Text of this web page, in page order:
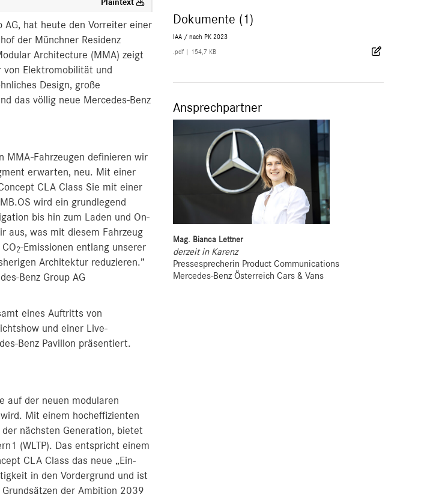
Plaintext
AG, hat heute den Vorreiter einer
der Münchner Residenz
Architecture (MMA) zeigt
von Elektromobilität und
Design, große
das völlig neue Mercedes-Benz
MMA-Fahrzeugen definieren wir
erwarten, neu. Mit einer
CLA Class Sie mit einer
wird ein grundlegend
bis hin zum Laden und On-
aus, was mit diesem Fahrzeug
2-Emissionen entlang unserer
Architektur reduzieren.”
Benz Group AG
eines Auftritts von
und einer Live-
Benz Pavillon präsentiert.
auf der neuen modularen
Mit einem hocheffizienten
nächsten Generation, bietet
(WLTP). Das entspricht einem
CLA Class das neue „Ein-
in den Vordergrund und ist
der Ambition 2039
Dokumente (1)
IAA / nach PK 2023
.pdf 154,7 KB
Ansprechpartner
Mag. Bianca Lettner
derzeit in Karenz
Pressesprecherin Product Communications
Mercedes-Benz Österreich Cars & Vans